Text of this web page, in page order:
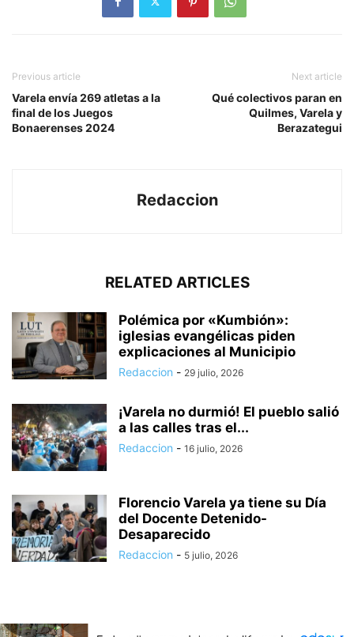
Previous article
Varela envía 269 atletas a la
final de los Juegos
Bonaerenses 2024
Next article
Qué colectivos paran en
Quilmes, Varela y
Berazategui
Redaccion
RELATED ARTICLES
Polémica por «Kumbión»:
iglesias evangélicas piden
explicaciones al Municipio
Redaccion - 29 julio, 2026
¡Varela no durmió! El pueblo salió
a las calles tras el...
Redaccion - 16 julio, 2026
Florencio Varela ya tiene su Día
del Docente Detenido-
Desaparecido
Redaccion - 5 julio, 2026